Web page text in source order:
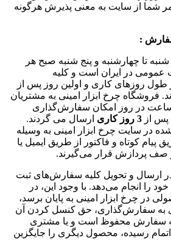
شما از سایت به معنی پذیرش هرگونه
:
تا چهارشنبه و پنج شنبه صبح هر
عمومی در ایران است و کلیه
روزهای کاری و اولین روز پس از
فروشگاه چرخ ابزار امینی به مشتریان
در 7 روز هفته و 24 ساعت در روز امکان سفارش‌‏گذاری
از 3 روز کاری
ارسال می گردند.
در سایت چرخ ابزار امینی به وسیله
کوتاه و فاکتور از طریق ایمیل یا
صف پردازش قرار می‏‌گیرند.
در ارسال و تحویل کلیه سفارش‌‏های ثبت
را انجام می‌دهد. با وجود این، در
در چرخ ابزار امینی به پایان برسد،
به سفارش‌‏گذاری، حق کنسل کردن آن
سفارش محفوظ است و یا مشتری
اتمام رسیده، محصول دیگری را جایگزین